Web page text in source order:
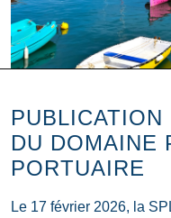
PUBLICATION
DU DOMAINE
PORTUAIRE
Le 17 février 2026, la